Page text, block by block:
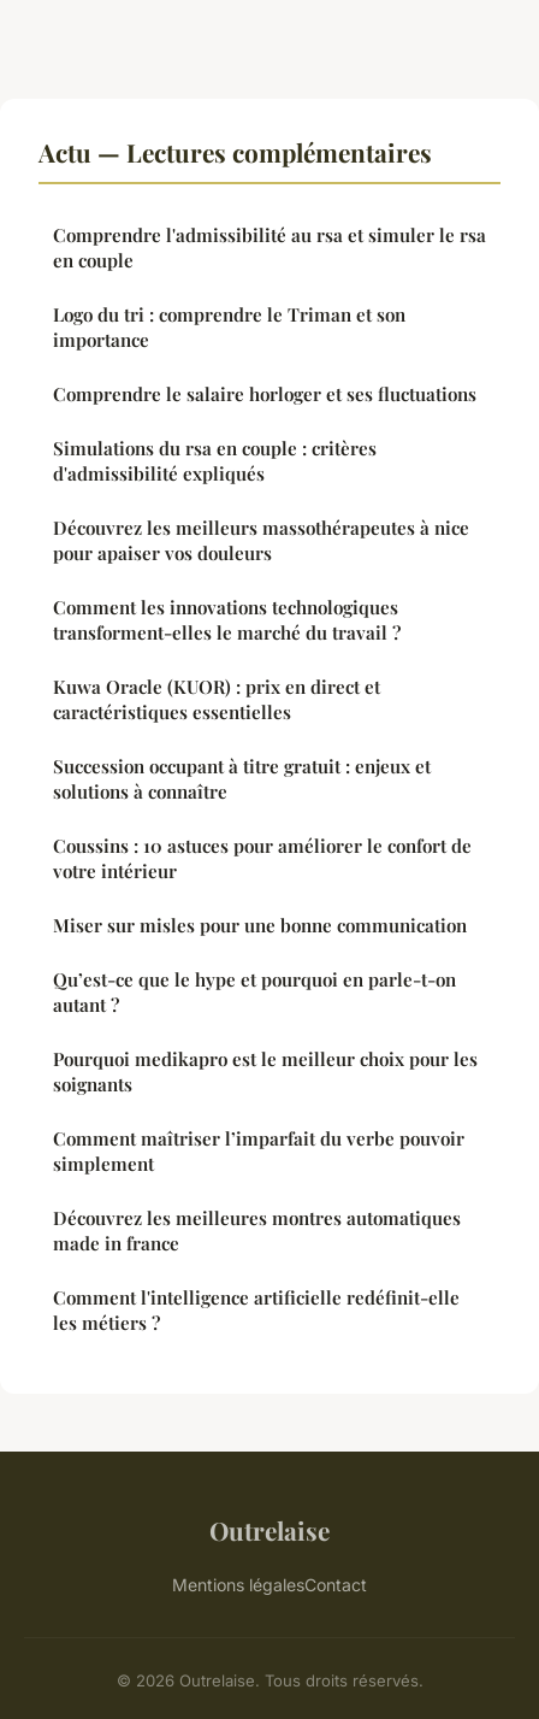
Actu — Lectures complémentaires
Comprendre l'admissibilité au rsa et simuler le rsa
en couple
Logo du tri : comprendre le Triman et son
importance
Comprendre le salaire horloger et ses fluctuations
Simulations du rsa en couple : critères
d'admissibilité expliqués
Découvrez les meilleurs massothérapeutes à nice
pour apaiser vos douleurs
Comment les innovations technologiques
transforment-elles le marché du travail ?
Kuwa Oracle (KUOR) : prix en direct et
caractéristiques essentielles
Succession occupant à titre gratuit : enjeux et
solutions à connaître
Coussins : 10 astuces pour améliorer le confort de
votre intérieur
Miser sur misles pour une bonne communication
Qu’est-ce que le hype et pourquoi en parle-t-on
autant ?
Pourquoi medikapro est le meilleur choix pour les
soignants
Comment maîtriser l’imparfait du verbe pouvoir
simplement
Découvrez les meilleures montres automatiques
made in france
Comment l'intelligence artificielle redéfinit-elle
les métiers ?
Outrelaise
Mentions légalesContact
© 2026 Outrelaise. Tous droits réservés.